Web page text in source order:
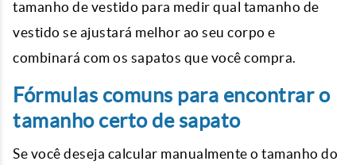
tamanho de vestido para medir qual tamanho de
vestido se ajustará melhor ao seu corpo e
combinará com os sapatos que você compra.
Fórmulas comuns para encontrar o
tamanho certo de sapato
Se você deseja calcular manualmente o tamanho do